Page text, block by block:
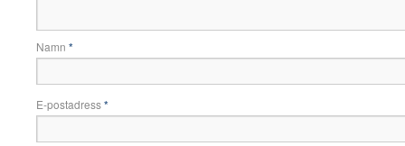
Namn *
E-postadress*